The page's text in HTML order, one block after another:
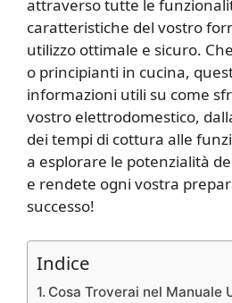
attraverso tutte le
caratteristiche del vostro
utilizzo ottimale e sicuro.
o principianti in cucina,
informazioni utili su come
vostro elettrodomestico,
dei tempi di cottura alle
a esplorare le potenzialità
e rendete ogni vostra
successo!
Indice
Cosa Troverai nel Manuale